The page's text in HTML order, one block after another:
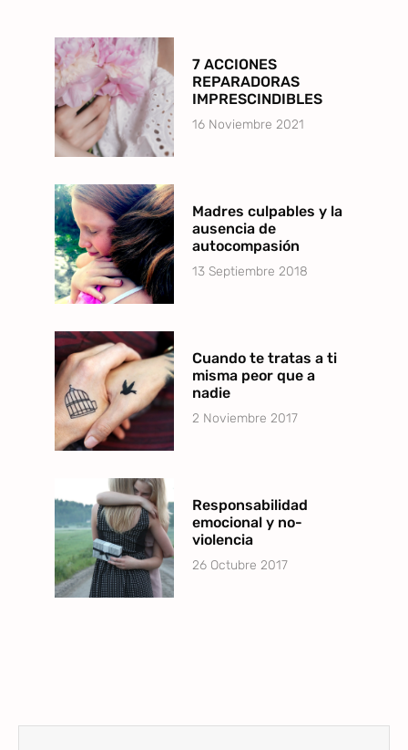
7 ACCIONES
REPARADORAS
IMPRESCINDIBLES
16 Noviembre 2021
Madres culpables y la
ausencia de
autocompasión
13 Septiembre 2018
Cuando te tratas a ti
misma peor que a
nadie
2 Noviembre 2017
Responsabilidad
emocional y no-
violencia
26 Octubre 2017